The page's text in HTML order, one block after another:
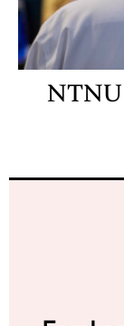
NTNU